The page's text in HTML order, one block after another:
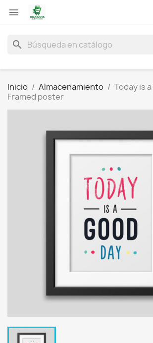

search
Inicio Almacenamiento
Today is
Framed poster